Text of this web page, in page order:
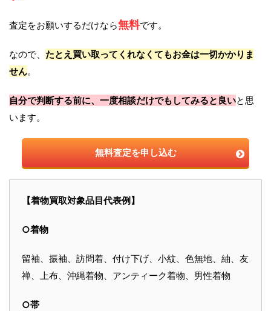
査定をお願いするだけなら無料です。
なので、 たとえ買い取ってくれなくてもお金は一切かかりま
せん。
自分で判断する前に、一度相談だけでもしてみると良いと思
います。
無料査定を申し込む
【着物買取対象品目代表例】
○着物
留袖、振袖、訪問着、付け下げ、小紋、色無地、紬、友
禅、上布、沖縄着物、アンティーク着物、男性着物
○帯